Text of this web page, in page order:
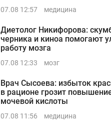
07.08 12:57 медицина
Диетолог Никифорова:
черника и киноа помогают
работу мозга
07.08 12:33 мозг
Врач Сысоева: избыток
в рационе грозит
мочевой кислоты
07.08 11:56 медицина